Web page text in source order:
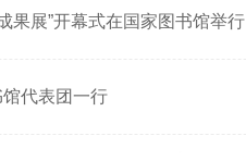
展”开幕式在国家图书馆举行
代表团一行